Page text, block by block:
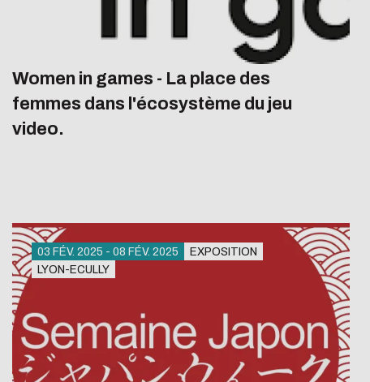
Women in games - La place des
femmes dans l'écosystème du jeu
video.
Dans le cadre de La semaine de l’égalité,
l’association "En parler" présente l’exposition «
03 FÉV. 2025 - 08 FÉV. 2025
EXPOSITION
LYON-ECULLY